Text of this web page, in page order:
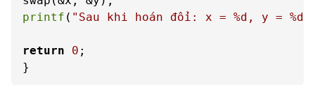
printf ( "Sau khi hoán đổi: x = %d, y =
return 0 ;
}